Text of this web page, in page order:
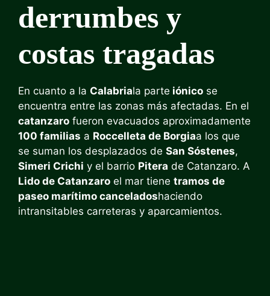
derrumbes y
costas tragadas
En cuanto a la Calabriala parte iónico se
encuentra entre las zonas más afectadas. En el
catanzaro fueron evacuados aproximadamente
100 familias a Roccelleta de Borgiaa los que
se suman los desplazados de San Sóstenes,
Simeri Crichi y el barrio Pitera de Catanzaro. A
Lido de Catanzaro el mar tiene tramos de
paseo marítimo canceladoshaciendo
intransitables carreteras y aparcamientos.